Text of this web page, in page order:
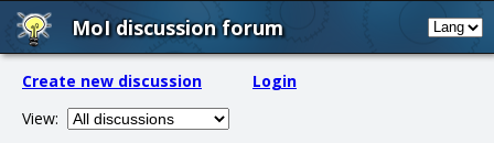
MoI discussion forum
Create new discussion
Login
View: